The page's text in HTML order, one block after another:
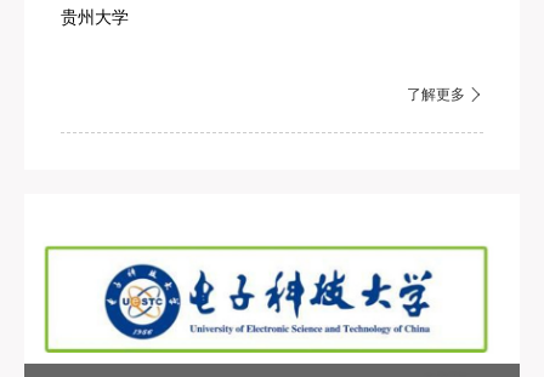
贵州大学
了解更多